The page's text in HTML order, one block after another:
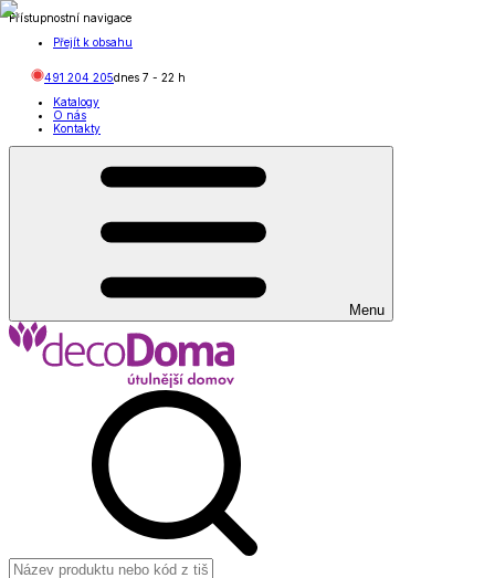
Přístupnostní navigace
Přejít k obsahu
491 204 205dnes 7 - 22 h
Katalogy
O nás
Kontakty
Menu